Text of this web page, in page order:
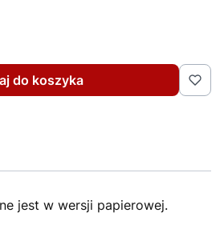
do koszyka
jest w wersji papierowej.